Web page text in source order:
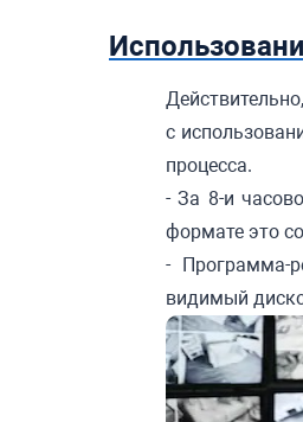
с
процесса.
- За 8-и
формате это
- Программа-
видимый